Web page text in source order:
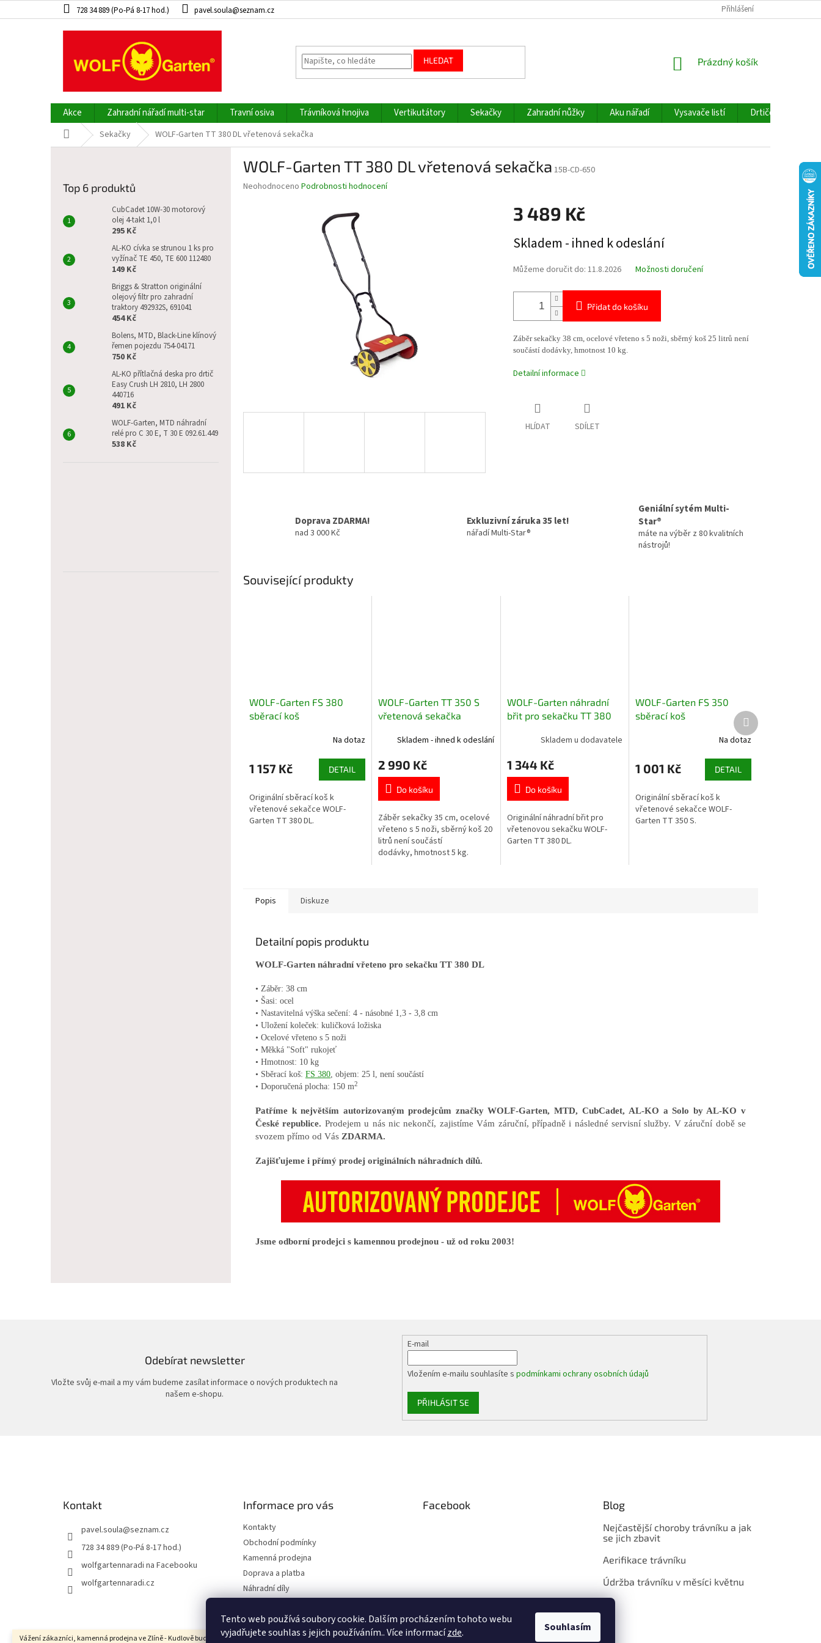
Tento web používá soubory cookie. Dalším procházením tohoto webu
vyjadřujete souhlas s jejich používáním.. Více informacízde. Souhlasím
na
Vážení zákazníci, kamenná prodejna ve Zlíně - Kudlově bude ve dnech 10.8. - 17.8.
728 34 889 (Po-Pá 8-17 hod.) pavel.soula@seznam.cz Přihlášení
HLEDAT
NÁKUPNÍ
Prázdný košík
Akce Zahradní nářadí multi-star Travní osiva Trávníková hnojiva Vertikutátory Sekačky Zahradní nůžky Aku nářadí Vysavače listí Drtiče větví
Domů Sekačky WOLF-Garten TT 380 DL vřetenová sekačka
Top 6 produktů
CubCadet 10W-30 motorový
olej 4-takt 1,0 l
295 Kč
AL-KO cívka se strunou 1 ks pro
vyžínač TE 450, TE 600 112480
149 Kč
Briggs & Stratton originální
olejový filtr pro zahradní
traktory 492932S, 691041
454 Kč
Bolens, MTD, Black-Line klínový
řemen pojezdu 754-04171
750 Kč
AL-KO přítlačná deska pro drtič
Easy Crush LH 2810, LH 2800
440716
491 Kč
WOLF-Garten, MTD náhradní
relé pro C 30 E, T 30 E 092.61.449
538 Kč
WOLF-Garten TT 380 DL vřetenová sekačka 15B-CD-650
Průměrné
Neohodnoceno Podrobnosti hodnocení
3 489 Kč
cena:
Skladem - ihned k odeslání
Můžeme doručit do: 11.8.2026 Možnosti doručení
Přidat do košíku
Záběr sekačky 38 cm, ocelové vřeteno s 5 noži, sběrný koš 25 litrů není
součástí dodávky, hmotnost 10 kg.
Detailní informace
HLÍDAT SDÍLET
Doprava ZDARMA!
nad 3 000 Kč
Exkluzivní záruka 35 let!
nářadí Multi-Star®
Geniální sytém Multi-
Star®
máte na výběr z 80 kvalitních
nástrojů!
Související produkty
WOLF-Garten FS 380
sběrací koš
Na dotaz
1 157 Kč DETAIL
Originální sběrací koš k
vřetenové sekačce WOLF-
Garten TT 380 DL.
WOLF-Garten TT 350 S
vřetenová sekačka
Skladem - ihned k odeslání
2 990 Kč
Do košíku
Záběr sekačky 35 cm, ocelové
vřeteno s 5 noži, sběrný koš 20
litrů není součástí
dodávky, hmotnost 5 kg.
WOLF-Garten náhradní
břit pro sekačku TT 380
Skladem u dodavatele
1 344 Kč
Do košíku
Originální náhradní břit pro
vřetenovou sekačku WOLF-
Garten TT 380 DL.
WOLF-Garten FS 350
sběrací koš
Na dotaz
1 001 Kč DETAIL
Originální sběrací koš k
vřetenové sekačce WOLF-
Garten TT 350 S.
Další
produkt
Popis Diskuze
Detailní popis produktu
WOLF-Garten náhradní vřeteno pro sekačku TT 380 DL
• Záběr: 38 cm
• Šasi: ocel
• Nastavitelná výška sečení: 4 - násobné 1,3 - 3,8 cm
• Uložení koleček: kuličková ložiska
• Ocelové vřeteno s 5 noži
• Měkká "Soft" rukojeť
• Hmotnost: 10 kg
• Sběrací koš: FS 380 , objem: 25 l, není součástí
• Doporučená plocha: 150 m2
Patříme k největším autorizovaným prodejcům značky WOLF-Garten, MTD, CubCadet, AL-KO a Solo by AL-KO v
České republice. Prodejem u nás nic nekončí, zajistíme Vám záruční, případně i následné servisní služby. V záruční době se
svozem přímo od Vás ZDARMA.
Zajišťujeme i přímý prodej originálních náhradních dílů.
Jsme odborní prodejci s kamennou prodejnou - už od roku 2003!
Odebírat newsletter
Vložte svůj e-mail a my vám budeme zasílat informace o nových produktech na
našem e-shopu.
E-mail
Vložením e-mailu souhlasíte spodmínkami ochrany osobních údajů
PŘIHLÁSIT SE
Kontakt
pavel.soula@seznam.cz
728 34 889 (Po-Pá 8-17 hod.)
wolfgartennaradi na Facebooku
wolfgartennaradi.cz
Informace pro vás
Kontakty
Obchodní podmínky
Kamenná prodejna
Doprava a platba
Náhradní díly
Moje objednávka
Facebook Blog
Nejčastější choroby trávníku a jak
se jich zbavit
Aerifikace trávníku
Údržba trávníku v měsíci květnu